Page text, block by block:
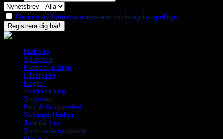
Genom att fortsätta accepterar du integritetspolicyn
Makeup
Spraytan
Fransar & Bryn
Hårstyling
Naglar
Tandblekning
Smycken
Hud & Kroppsvård
Salongstillbehör
Just for fun
Sommarerbjudande